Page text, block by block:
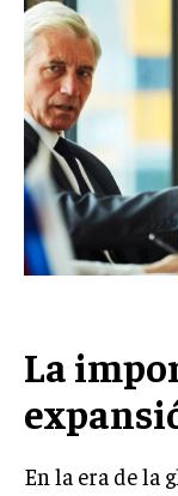
Welcome to
We have a
across the globe.
toexclusive
Your
NEWS
La
En la era de la